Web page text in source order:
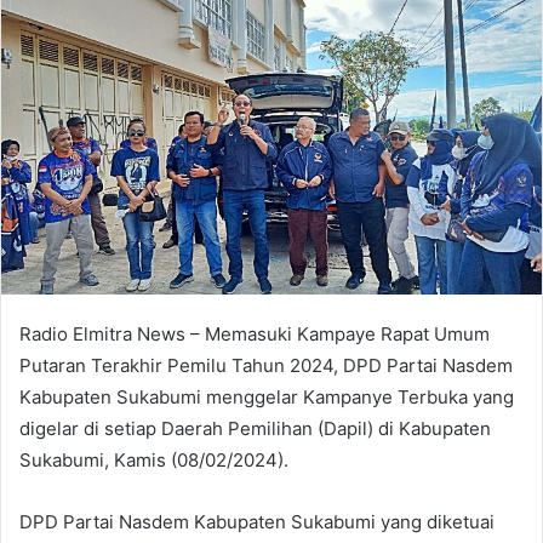
Radio Elmitra News – Memasuki Kampaye Rapat Umum
Putaran Terakhir Pemilu Tahun 2024, DPD Partai Nasdem
Kabupaten Sukabumi menggelar Kampanye Terbuka yang
digelar di setiap Daerah Pemilihan (Dapil) di Kabupaten
Sukabumi, Kamis (08/02/2024).
DPD Partai Nasdem Kabupaten Sukabumi yang diketuai